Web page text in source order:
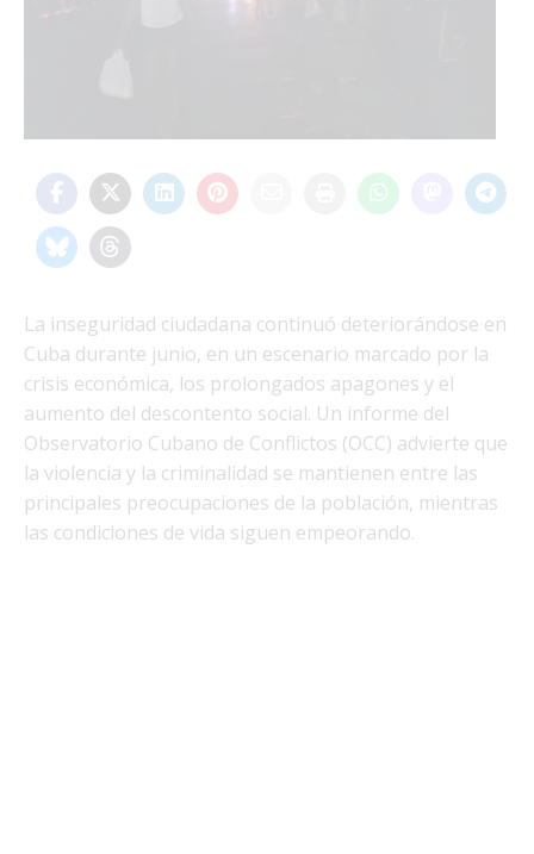
La inseguridad ciudadana continuó deteriorándose en
Cuba durante junio, en un escenario marcado por la
crisis económica, los prolongados apagones y el
aumento del descontento social. Un informe del
Observatorio Cubano de Conflictos (OCC) advierte que
la violencia y la criminalidad se mantienen entre las
principales preocupaciones de la población, mientras
las condiciones de vida siguen empeorando.